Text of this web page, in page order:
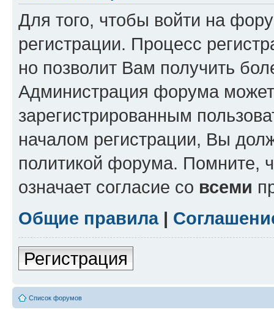
Для того, чтобы войти на
регистрации. Процесс
но позволит Вам получить
Администрация форума может
зарегистрированным
началом регистрации, Вы
политикой форума. Помните,
означает согласие со всеми
Общие правила|
Регистрация
Список форумов